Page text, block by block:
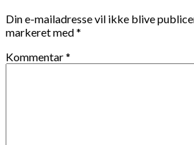
Din e-mailadresse vil ikke blive
markeret med*
Kommentar*